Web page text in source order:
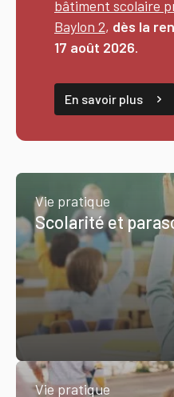
bâtiment scolaire
Baylon 2, dès la
17 août 2026.
En savoir plus
Vie pratique
Scolarité et
Vie pratique